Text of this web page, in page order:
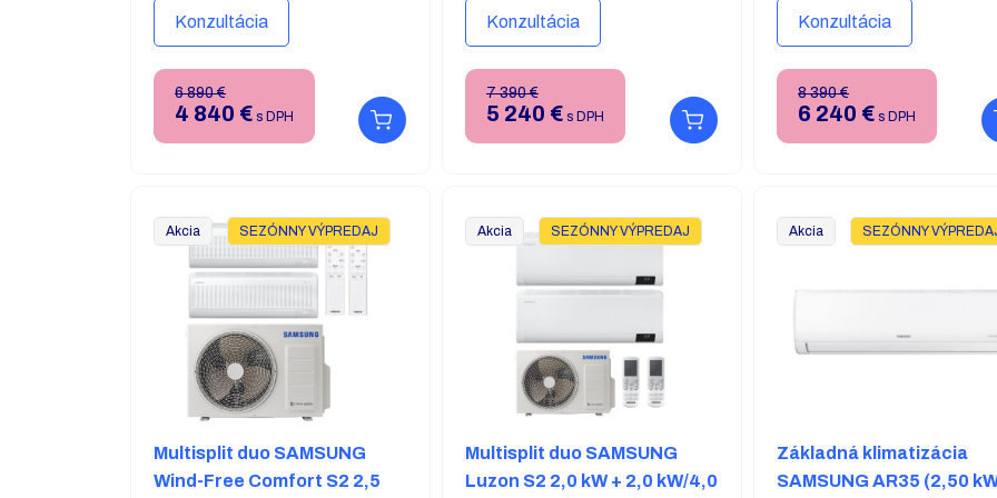
prevedenie.
DOSTUPNOSŤ: SKLADOM
Konzultácia
6 890 €
4 840 € s DPH
prevedenie.
DOSTUPNOSŤ: SKLADOM
Konzultácia
7 390 €
5 240 € s DPH
prevedenie.
DOSTUPNOSŤ: SKLADOM
Konzultácia
8 390 €
6 240 € s DPH
Akcia SEZÓNNY VÝPREDAJ
Multisplit duo SAMSUNG
Wind-Free Comfort S2 2,5
Akcia SEZÓNNY VÝPREDAJ
Multisplit duo SAMSUNG
Luzon S2 2,0 kW + 2,0 kW/4,0
Akcia SEZÓNNY
Základná klimatizácia
SAMSUNG AR35 (2,50